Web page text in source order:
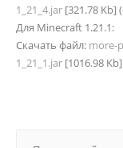
1_21_4.jar [321.78 Kb]
Для Minecraft 1.21.1:
Скачать файл: more-
1_21_1.jar [1016.98